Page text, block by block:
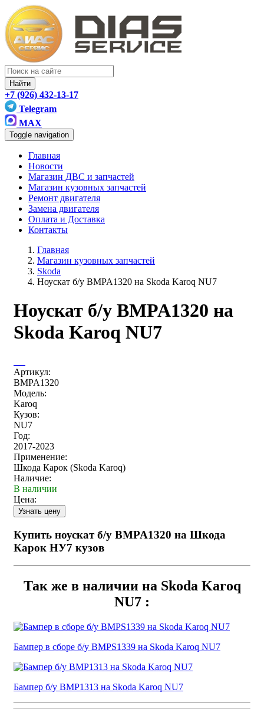
Найти
+7 (926) 432-13-17
Telegram
MAX
Toggle navigation
Главная
Новости
Магазин ДВС и запчастей
Магазин кузовных запчастей
Ремонт двигателя
Замена двигателя
Оплата и Доставка
Контакты
Главная
Магазин кузовных запчастей
Skoda
Ноускат б/у BMPA1320 на Skoda Karoq NU7
Ноускат б/у BMPA1320 на
Skoda Karoq NU7
Артикул:
BMPA1320
Модель:
Karoq
Кузов:
NU7
Год:
2017-2023
Применение:
Шкода Карок (Skoda Karoq)
Наличие:
В наличии
Цена:
Купить ноускат б/у BMPA1320 на Шкода
Карок НУ7 кузов
Так же в наличии на Skoda Karoq
NU7 :
Бампер в сборе б/у BMPS1339 на Skoda Karoq NU7
Бампер б/у BMP1313 на Skoda Karoq NU7